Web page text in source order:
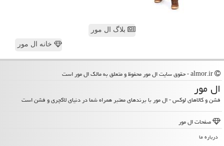
بلاگ ال مور
خانه ال مور
ال مور
فشن و کالاهای لوکس - ال مور با برندهای معتبر همراه شما در دنیای لاکچری و فشن است
صفحات ال مور
درباره ما